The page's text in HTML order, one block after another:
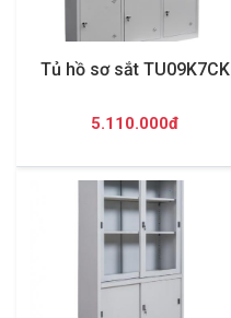
Tủ hồ sơ sắt TU09K7CK
5.110.000đ